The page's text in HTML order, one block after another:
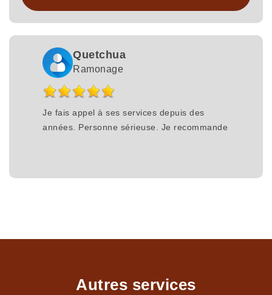
Quetchua
Ramonage
Je fais appel à ses services depuis des
années. Personne sérieuse. Je recommande
Autres services